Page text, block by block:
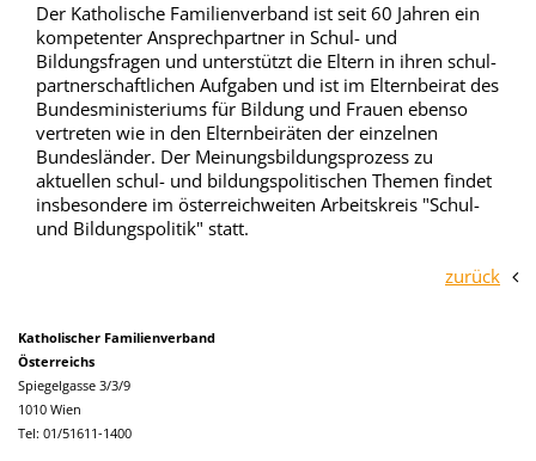
Der Katholische Familienverband ist seit 60 Jahren ein
kompetenter Ansprechpartner in Schul- und
Bildungsfragen und unterstützt die Eltern in ihren schul-
partnerschaftlichen Aufgaben und ist im Elternbeirat des
Bundesministeriums für Bildung und Frauen ebenso
vertreten wie in den Elternbeiräten der einzelnen
Bundesländer. Der Meinungsbildungsprozess zu
aktuellen schul- und bildungspolitischen Themen findet
insbesondere im österreichweiten Arbeitskreis "Schul-
und Bildungspolitik" statt.
zurück
Katholischer Familienverband
Österreichs
Spiegelgasse 3/3/9
1010 Wien
Tel: 01/51611-1400